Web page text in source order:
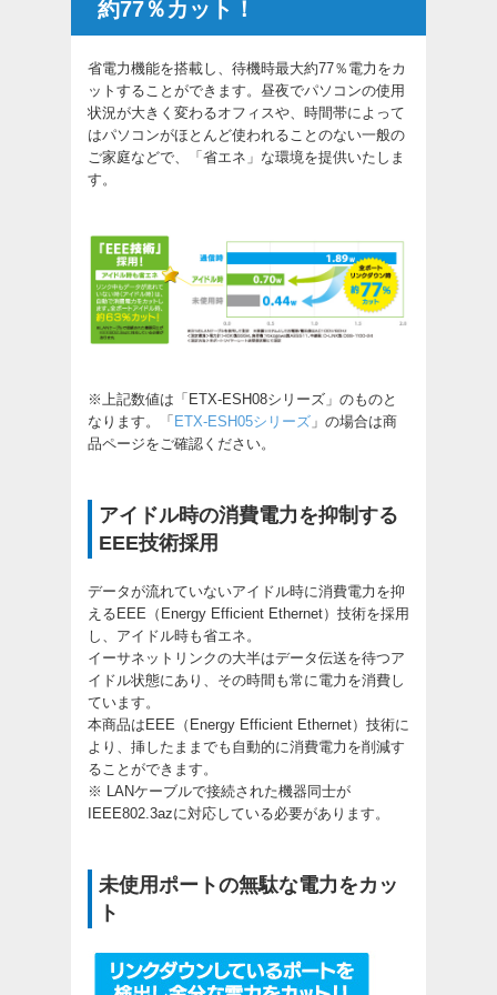
約77％カット！
省電力機能を搭載し、待機時最大約77％電力をカ
ットすることができます。昼夜でパソコンの使用
状況が大きく変わるオフィスや、時間帯によって
はパソコンがほとんど使われることのない一般の
ご家庭などで、「省エネ」な環境を提供いたしま
す。
※上記数値は「ETX-ESH08シリーズ」のものと
なります。「 ETX-ESH05シリーズ 」の場合は商
品ページをご確認ください。
アイドル時の消費電力を抑制する
EEE技術採用
データが流れていないアイドル時に消費電力を抑
えるEEE（Energy Efficient Ethernet）技術を採用
し、アイドル時も省エネ。
イーサネットリンクの大半はデータ伝送を待つア
イドル状態にあり、その時間も常に電力を消費し
ています。
本商品はEEE（Energy Efficient Ethernet）技術に
より、挿したままでも自動的に消費電力を削減す
ることができます。
※ LANケーブルで接続された機器同士が
IEEE802.3azに対応している必要があります。
未使用ポートの無駄な電力をカッ
ト